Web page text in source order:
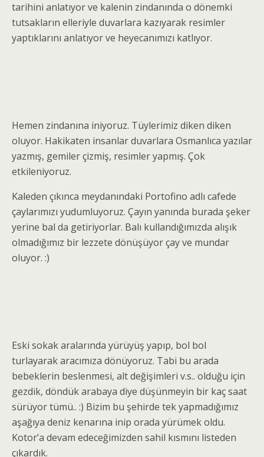
tarihini anlatıyor ve kalenin zindanında o dönemki
tutsakların elleriyle duvarlara kazıyarak resimler
yaptıklarını anlatıyor ve heyecanımızı katlıyor.
Hemen zindanına iniyoruz. Tüylerimiz diken diken
oluyor. Hakikaten insanlar duvarlara Osmanlıca yazılar
yazmış, gemiler çizmiş, resimler yapmış. Çok
etkileniyoruz.
Kaleden çıkınca meydanındaki Portofino adlı cafede
çaylarımızı yudumluyoruz. Çayın yanında burada şeker
yerine bal da getiriyorlar. Balı kullandığımızda alışık
olmadığımız bir lezzete dönüşüyor çay ve mundar
oluyor. :)
Eski sokak aralarında yürüyüş yapıp, bol bol
turlayarak aracımıza dönüyoruz. Tabi bu arada
bebeklerin beslenmesi, alt değişimleri v.s.. olduğu için
gezdik, döndük arabaya diye düşünmeyin bir kaç saat
sürüyor tümü.. :) Bizim bu şehirde tek yapmadığımız
aşağıya deniz kenarına inip orada yürümek oldu.
Kotor’a devam edeceğimizden sahil kısmını listeden
çıkardık.